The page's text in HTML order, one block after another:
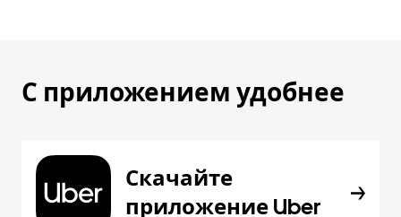
С приложением удобнее
Скачайте
приложение Uber